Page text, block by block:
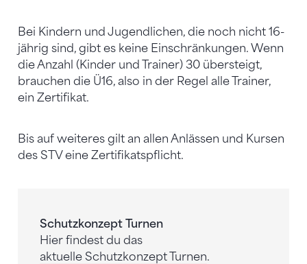
Bei Kindern und Jugendlichen, die noch nicht 16-
jährig sind, gibt es keine Einschränkungen. Wenn
die Anzahl (Kinder und Trainer) 30 übersteigt,
brauchen die Ü16, also in der Regel alle Trainer,
ein Zertifikat.
Bis auf weiteres gilt an allen Anlässen und Kursen
des STV eine Zertifikatspflicht.
Schutzkonzept Turnen
Hier findest du das
aktuelle Schutzkonzept Turnen.